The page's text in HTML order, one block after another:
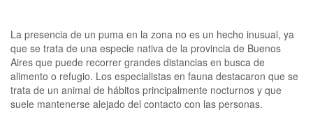
La presencia de un puma en la zona no es un hecho inusual, ya
que se trata de una especie nativa de la provincia de Buenos
Aires que puede recorrer grandes distancias en busca de
alimento o refugio. Los especialistas en fauna destacaron que se
trata de un animal de hábitos principalmente nocturnos y que
suele mantenerse alejado del contacto con las personas.